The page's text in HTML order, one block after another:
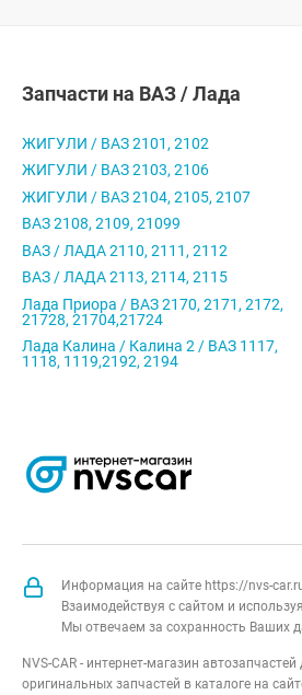
Запчасти на ВАЗ / Лада
ЖИГУЛИ / ВАЗ 2101, 2102
ЖИГУЛИ / ВАЗ 2103, 2106
ЖИГУЛИ / ВАЗ 2104, 2105, 2107
ВАЗ 2108, 2109, 21099
ВАЗ / ЛАДА 2110, 2111, 2112
ВАЗ / ЛАДА 2113, 2114, 2115
Лада Приора / ВАЗ 2170, 2171, 2172,
21728, 21704,21724
Лада Калина / Калина 2 / ВАЗ 1117,
1118, 1119,2192, 2194
Информация на сайте https://nvs-
Взаимодействуя с сайтом и
Мы отвечаем за сохранность Ваших
NVS-CAR - интернет-магазин
оригинальных запчастей в каталоге на